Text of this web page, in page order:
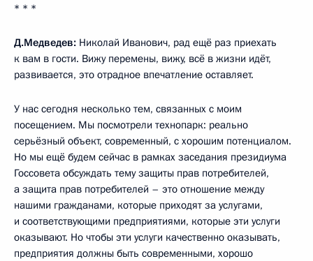
* * *
Д.Медведев: Николай Иванович, рад ещё раз приехать
к вам в гости. Вижу перемены, вижу, всё в жизни идёт,
развивается, это отрадное впечатление оставляет.
У нас сегодня несколько тем, связанных с моим
посещением. Мы посмотрели технопарк: реально
серьёзный объект, современный, с хорошим потенциалом.
Но мы ещё будем сейчас в рамках заседания президиума
Госсовета обсуждать тему защиты прав потребителей,
а защита прав потребителей – это отношение между
нашими гражданами, которые приходят за услугами,
и соответствующими предприятиями, которые эти услуги
оказывают. Но чтобы эти услуги качественно оказывать,
предприятия должны быть современными, хорошо